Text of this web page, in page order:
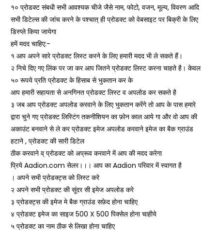
१० प्रोडक्ट संबधी सभी आवश्यक चीजे जैसे नाम,फोटो,वजन,मूल्य,विवरण आदि
सभी डिटेल्स की जांच करने के पश्चात् ही प्रोडक्ट को वेबसाइट पर बिक्री के लिए
डिस्प्ले किया जायेगा
हमें मदद चाहिए:-
१ आप अपने सारे प्रोडक्ट लिस्ट करने के लिए हमारी मदद भी ले सकते हैं।
२ निचे दिए गए लिंक पर जा कर आप जितने प्रोडक्ट लिस्ट करना चाहते है। केवल
५० रूपये प्रति प्रोडक्ट के हिसाब से भुकतान कर के
आप हमारी सहायता से अनगिनत प्रोडक्ट लिस्ट व अपलोड कर सकते है
३ जब आप प्रोडक्ट अपलोड करवाने के लिए भुकतान करेंगे तो आप के पास हमारे
द्वारा चुने गए प्रोडक्ट लिस्टिंग तकनीशियन का फ़ोन काल आये गा और वो आप की
अकाउंट बनवाने से ले कर प्रोडक्ट इमेज अपलोड करवाने इमेज का बैक ग्राउंड
हटाने,प्रोडक्ट की सारी डिटेल
ठीक करवाने व् प्रोडक्ट को अप्रूव करवाने में आप की मदद करेगा
प्रियेAadion.comसेलर।।। आप काAadionपरिवार में स्वागत है
। अपने सभी प्रोडक्ट्स को लिस्ट करे
२ अपने सभी प्रोडक्ट की सूंदर सी इमेज अपलोड करे
३ प्रोडक्ट्स की इमेज मे बैक ग्राउंड सफ़ेद होना चाहिए
४ प्रोडक्ट इमेज का साइज500 X 500पिक्सेल होना चाहीये
५ प्रोडक्ट का नाम ठीक से लिखा होना चाहिए